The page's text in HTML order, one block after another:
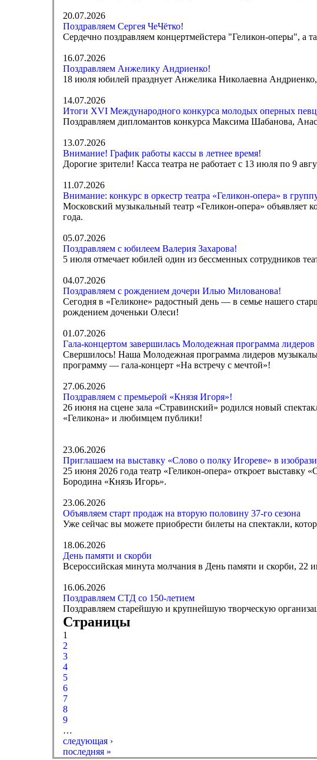
20.07.2026
Поздравляем Сергея ЧеЧётко!
Сердечно поздравляем концертмейстера "Геликон-оперы", а
16.07.2026
Поздравляем Анжелику Андриенко!
18 июля юбилей празднует Анжелика Николаевна Андриенко,
14.07.2026
Итоги XVI Международного конкурса молодых оперных
Поздравляем дипломантов конкурса Максима Шабанова,
13.07.2026
Внимание! График работы кассы в летнее время!
Дорогие зрители! Касса театра не работает с 13 июля по 9
11.07.2026
Внимание: конкурс в оркестр театра «Геликон-опера» в
Московский музыкальный театр «Геликон-опера» объявляет
года.
05.07.2026
Поздравляем с юбилеем Валерия Захарова!
5 июля отмечает юбилей один из бессменных сотрудников
04.07.2026
Поздравляем с рождением дочери Илью Милованова!
Сегодня в «Геликоне» радостный день — в семье нашего
рождением доченьки Олеси!
01.07.2026
Гала-концертом завершилась Молодежная программа лидеров
Свершилось! Наша Молодежная программа лидеров
программу — гала-концерт «На встречу с мечтой»!
27.06.2026
Поздравляем с премьерой «Князя Игоря»!
26 июня на сцене зала «Стравинский» родился новый
«Геликона» и любимцем публики!
23.06.2026
Приглашаем на выставку «Слово о полку Игореве» в
25 июня 2026 года театр «Геликон-опера» откроет
Бородина «Князь Игорь».
23.06.2026
Объявляем старт продаж на вторую половину 37-го сезона
Уже сейчас вы можете приобрести билеты на спектакли,
18.06.2026
День памяти и скорби
Всероссийская минута молчания в День памяти и скорби, 22
16.06.2026
Поздравляем СТД со 150-летием
Поздравляем старейшую и крупнейшую творческую
Страницы
1
2
3
4
5
6
7
8
9
…
следующая ›
последняя »